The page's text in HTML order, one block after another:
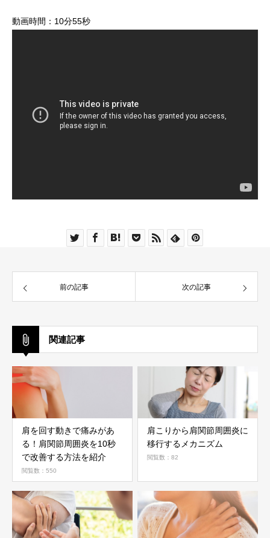
動画時間：10分55秒
前の記事 次の記事
関連記事
肩を回す動きで痛みがあ
る！肩関節周囲炎を10秒
で改善する方法を紹介
閲覧数：550
肩こりから肩関節周囲炎に
移行するメカニズム
閲覧数：82